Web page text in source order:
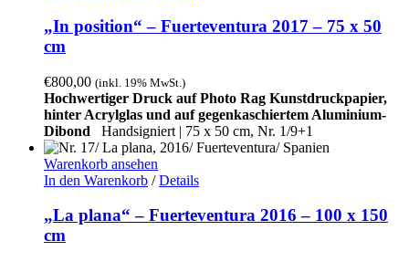
„In position“ – Fuerteventura 2017 – 75 x 50
cm
€800,00 (inkl. 19% MwSt.)
Hochwertiger Druck auf Photo Rag Kunstdruckpapier,
hinter Acrylglas und auf gegenkaschiertem Aluminium-
Dibond Handsigniert | 75 x 50 cm, Nr. 1/9+1
Warenkorb ansehen
In den Warenkorb / Details
„La plana“ – Fuerteventura 2016 – 100 x 150
cm